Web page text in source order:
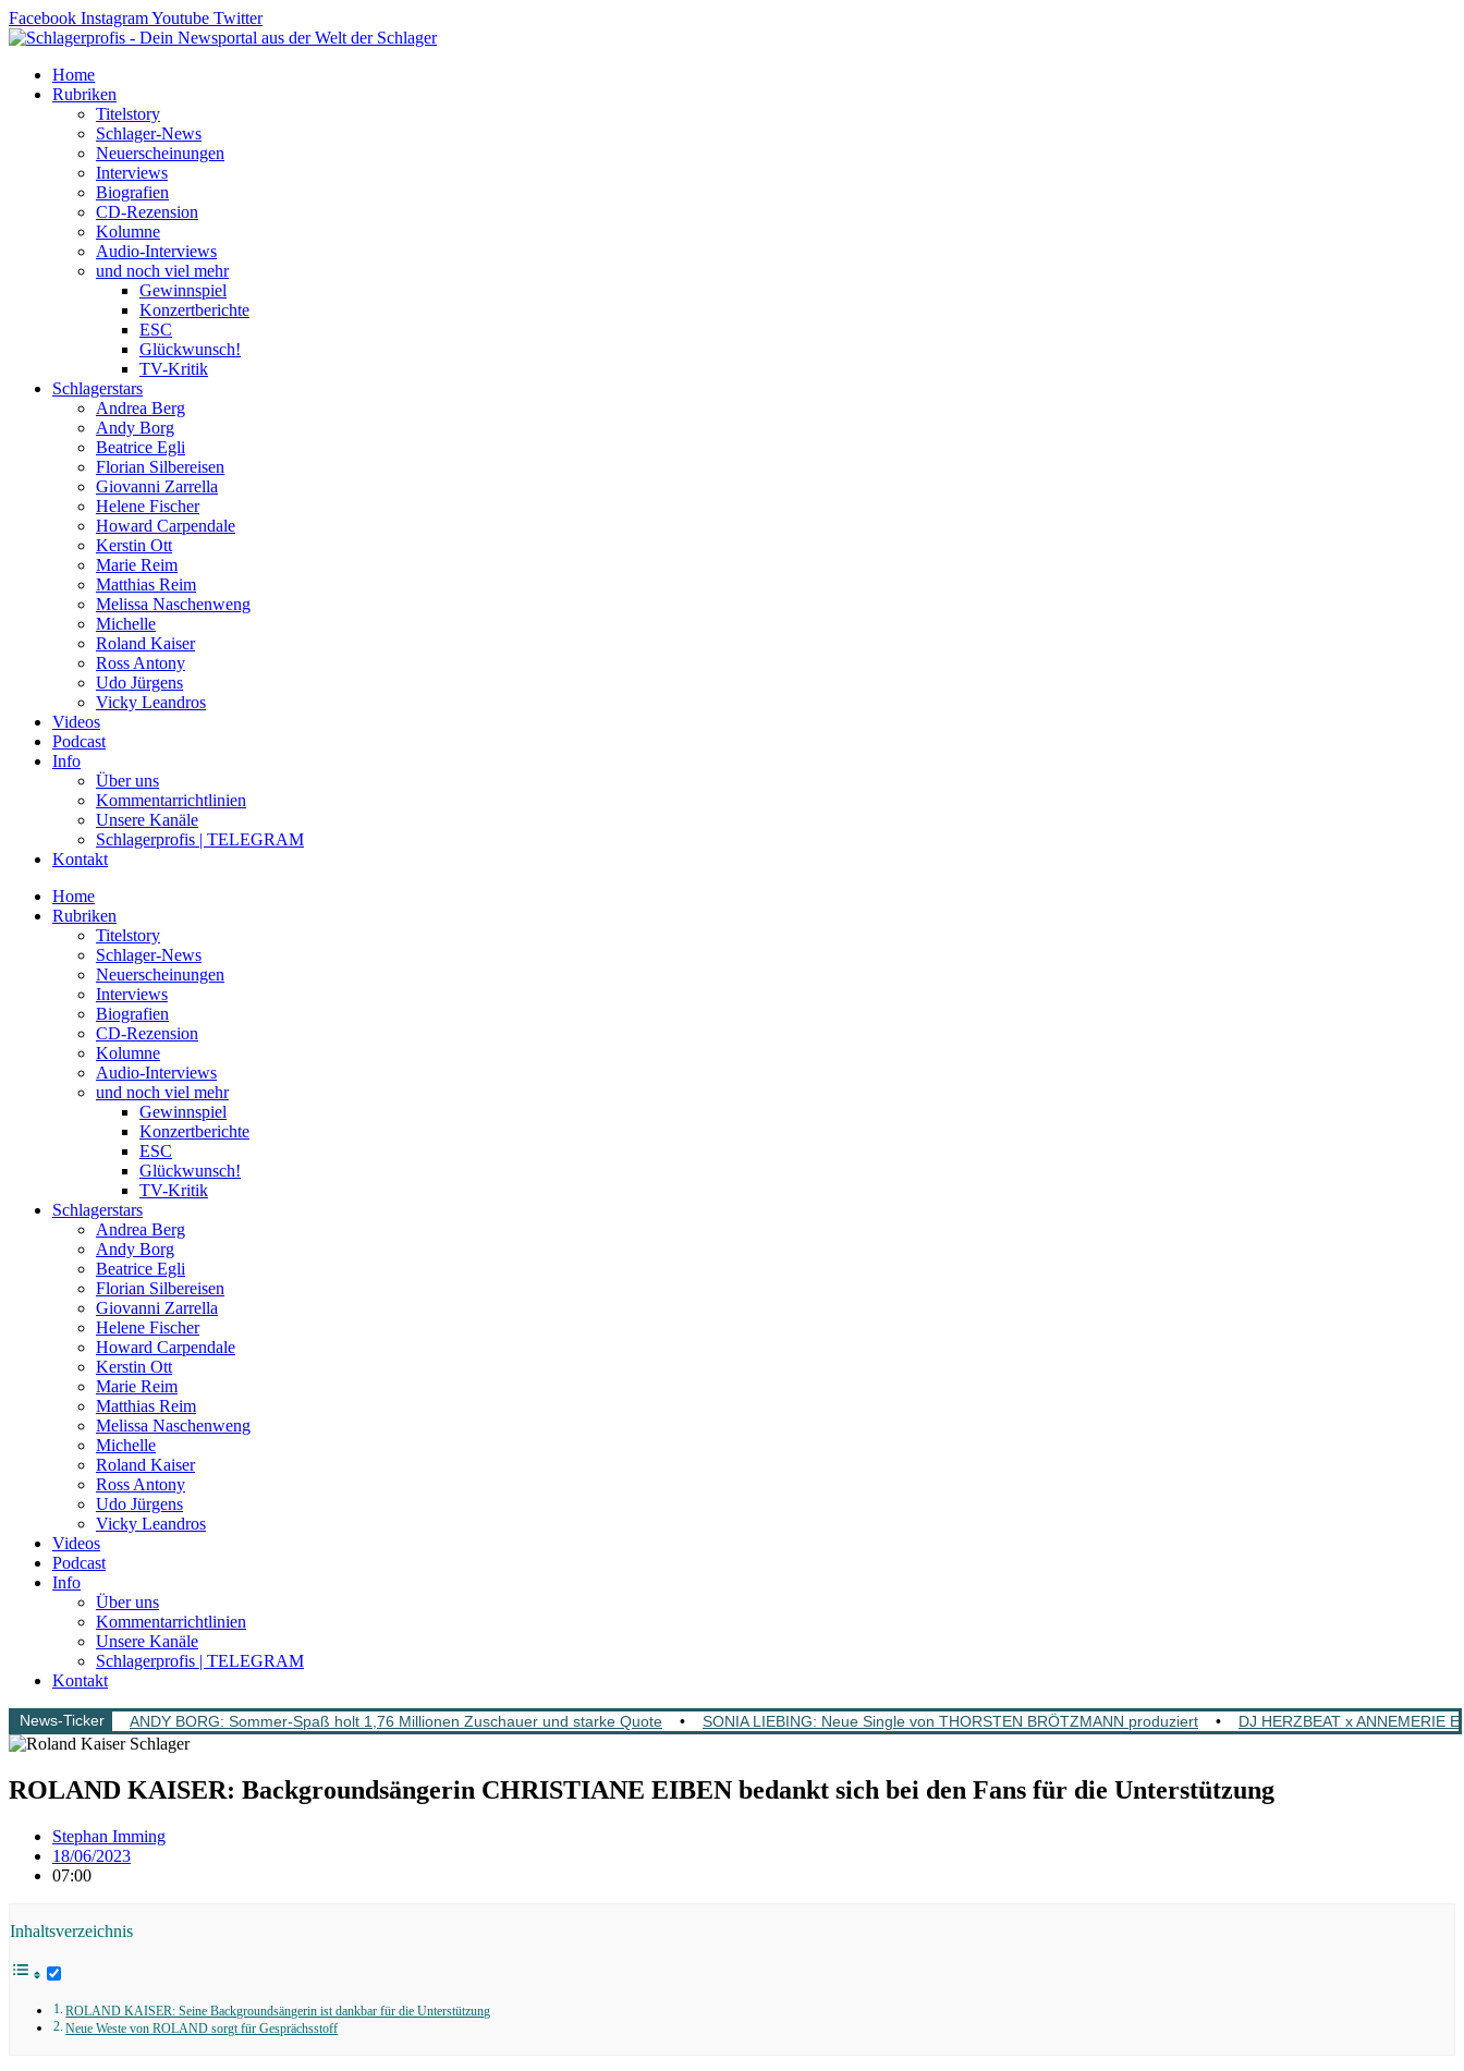
Zum
Inhalt
Facebook InstagramYoutube Twitter
Home
Rubriken
Titelstory
Schlager-News
Neuerscheinungen
Interviews
Biografien
CD-Rezension
Kolumne
Audio-Interviews
und noch viel mehr
Gewinnspiel
Konzertberichte
ESC
Glückwunsch!
TV-Kritik
Schlagerstars
Andrea Berg
Andy Borg
Beatrice Egli
Florian Silbereisen
Giovanni Zarrella
Helene Fischer
Howard Carpendale
Kerstin Ott
Marie Reim
Matthias Reim
Melissa Naschenweng
Michelle
Roland Kaiser
Ross Antony
Udo Jürgens
Vicky Leandros
Videos
Podcast
Info
Über uns
Kommentarrichtlinien
Unsere Kanäle
Schlagerprofis | TELEGRAM
Kontakt
Home
Rubriken
Titelstory
Schlager-News
Neuerscheinungen
Interviews
Biografien
CD-Rezension
Kolumne
Audio-Interviews
und noch viel mehr
Gewinnspiel
Konzertberichte
ESC
Glückwunsch!
TV-Kritik
Schlagerstars
Andrea Berg
Andy Borg
Beatrice Egli
Florian Silbereisen
Giovanni Zarrella
Helene Fischer
Howard Carpendale
Kerstin Ott
Marie Reim
Matthias Reim
Melissa Naschenweng
Michelle
Roland Kaiser
Ross Antony
Udo Jürgens
Vicky Leandros
Videos
Podcast
Info
Über uns
Kommentarrichtlinien
Unsere Kanäle
Schlagerprofis | TELEGRAM
Kontakt
News-Ticker ANDY BORG: Sommer-Spaß holt 1,76 Millionen Zuschauer und starke Quote • SONIA LIEBING: Neue Single von THORSTEN BRÖTZMANN produziert • DJ HERZBEAT x ANNEMERIE
ROLAND KAISER: Backgroundsängerin CHRISTIANE EIBEN bedankt sich bei den Fans für die Unterstützung
Stephan Imming
18/06/2023
07:00
Inhaltsverzeichnis
ROLAND KAISER: Seine Backgroundsängerin ist dankbar für die Unterstützung
Neue Weste von ROLAND sorgt für Gesprächsstoff